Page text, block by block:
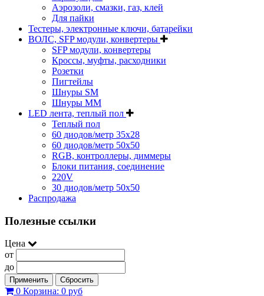
Аэрозоли, смазки, газ, клей
Для пайки
Тестеры, электронные ключи, батарейки
ВОЛС, SFP модули, конвертеры
SFP модули, конвертеры
Кроссы, муфты, расходники
Розетки
Пигтейлы
Шнуры SM
Шнуры MM
LED лента, теплый пол
Теплый пол
60 диодов/метр 35x28
60 диодов/метр 50x50
RGB, контроллеры, диммеры
Блоки питания, соединение
220V
30 диодов/метр 50х50
Распродажа
Полезные ссылки
Цена
от
до
Применить Сбросить
0 Корзина: 0 руб